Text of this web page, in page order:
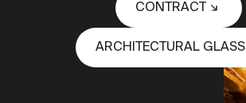
CONTRACT
ARCHITECTURAL GLASS